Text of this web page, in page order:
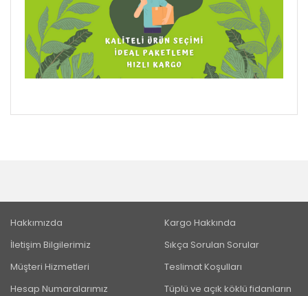
Hakkımızda
İletişim Bilgilerimiz
Müşteri Hizmetleri
Hesap Numaralarımız
Kargo Hakkında
Sıkça Sorulan Sorular
Teslimat Koşulları
Tüplü ve açık köklü fidanların